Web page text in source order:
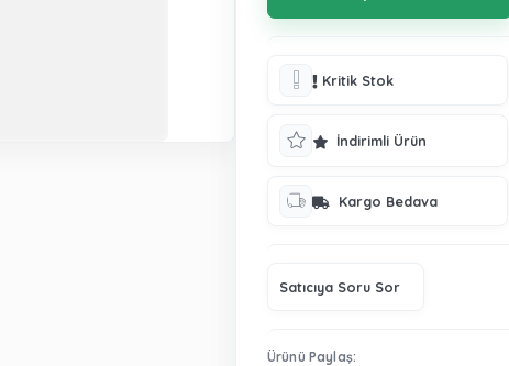
Kritik Stok
İndirimli Ürün
Kargo Bedava
Satıcıya Soru Sor
Ürünü Paylaş: